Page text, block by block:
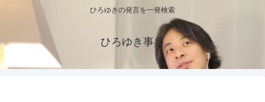
ひろゆきの発言を一発検索
ひろゆき事典